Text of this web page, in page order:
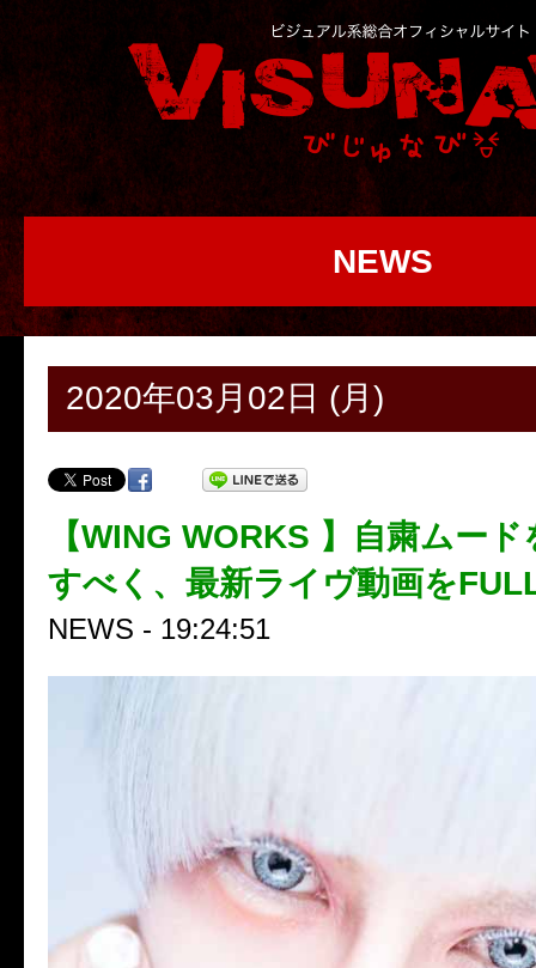
NEWS
2020年03月02日 (月)
【WING WORKS 】自粛ムー
すべく、最新ライヴ動画を
NEWS - 19:24:51